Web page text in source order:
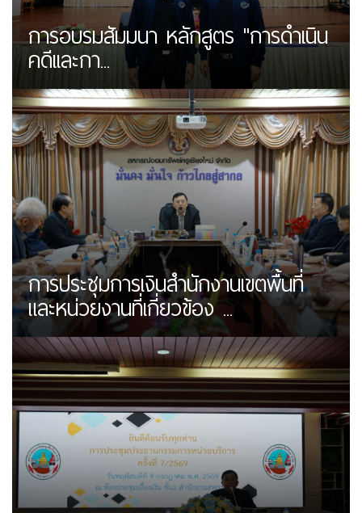
การอบรมสัมมนา หลักสูตร "การดำเนิน
คดีเเละกา...
การประชุมการเงินสำนักงานเขตพื้นที่
และหน่วยงานที่เกี่ยวข้อง ...